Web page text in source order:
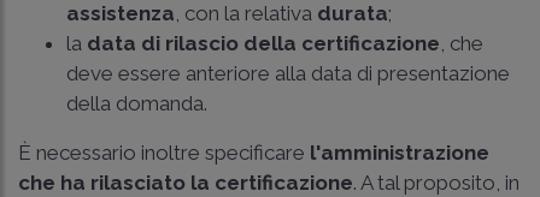
assistenza, con la relativa durata;
la data di rilascio della certificazione, che
deve essere anteriore alla data di presentazione
della domanda.
È necessario inoltre specificare l'amministrazione
che ha rilasciato la certificazione. A tal proposito, in